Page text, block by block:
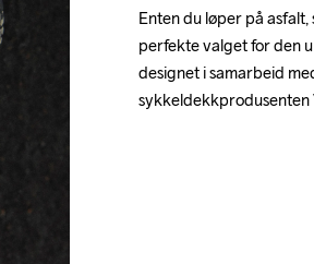
28
Enten du løper på
perfekte valget for den
designet i samarbeid
sykkeldekkprodusenten